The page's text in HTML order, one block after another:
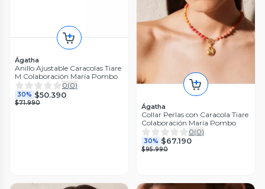
Ágatha
Anillo Ajustable Caracolas Tiare
M Colaboración María Pombo
0(0)
30% $50.390
$71.990 Ágatha
Collar Perlas con Caracola Tiare
Colaboración María Pombo
0(0)
30% $67.190
$95.990